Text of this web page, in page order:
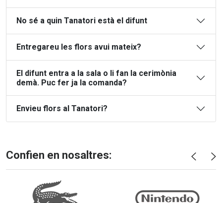
No sé a quin Tanatori està el difunt
Entregareu les flors avui mateix?
El difunt entra a la sala o li fan la cerimònia
demà. Puc fer ja la comanda?
Envieu flors al Tanatori?
Confien en nosaltres: